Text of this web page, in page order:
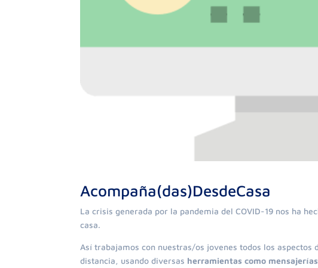
Acompaña(das)DesdeCasa
La crisis generada por la pandemia del COVID-19 nos ha
casa.
Así trabajamos con nuestras/os jovenes todos los
distancia, usando diversas herramientas como